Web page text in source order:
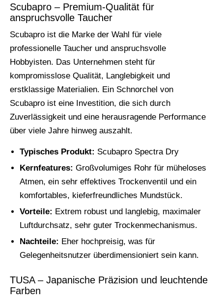
Scubapro – Premium-Qualität für
anspruchsvolle Taucher
Scubapro ist die Marke der Wahl für viele
professionelle Taucher und anspruchsvolle
Hobbyisten. Das Unternehmen steht für
kompromisslose Qualität, Langlebigkeit und
erstklassige Materialien. Ein Schnorchel von
Scubapro ist eine Investition, die sich durch
Zuverlässigkeit und eine herausragende Performance
über viele Jahre hinweg auszahlt.
Typisches Produkt: Scubapro Spectra Dry
Kernfeatures: Großvolumiges Rohr für müheloses
Atmen, ein sehr effektives Trockenventil und ein
komfortables, kieferfreundliches Mundstück.
Vorteile: Extrem robust und langlebig, maximaler
Luftdurchsatz, sehr guter Trockenmechanismus.
Nachteile: Eher hochpreisig, was für
Gelegenheitsnutzer überdimensioniert sein kann.
TUSA – Japanische Präzision und leuchtende
Farben